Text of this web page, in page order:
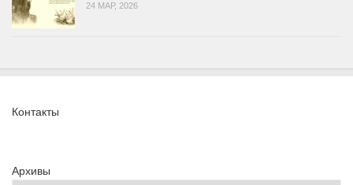
24 МАР, 2026
Контакты
Архивы